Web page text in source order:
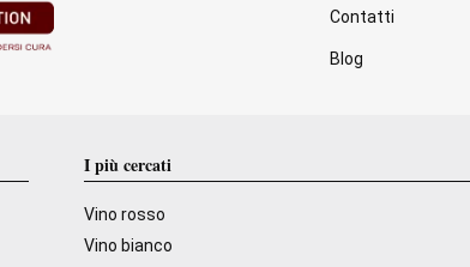
Contatti
Blog
I più cercati
Vino rosso
Vino bianco